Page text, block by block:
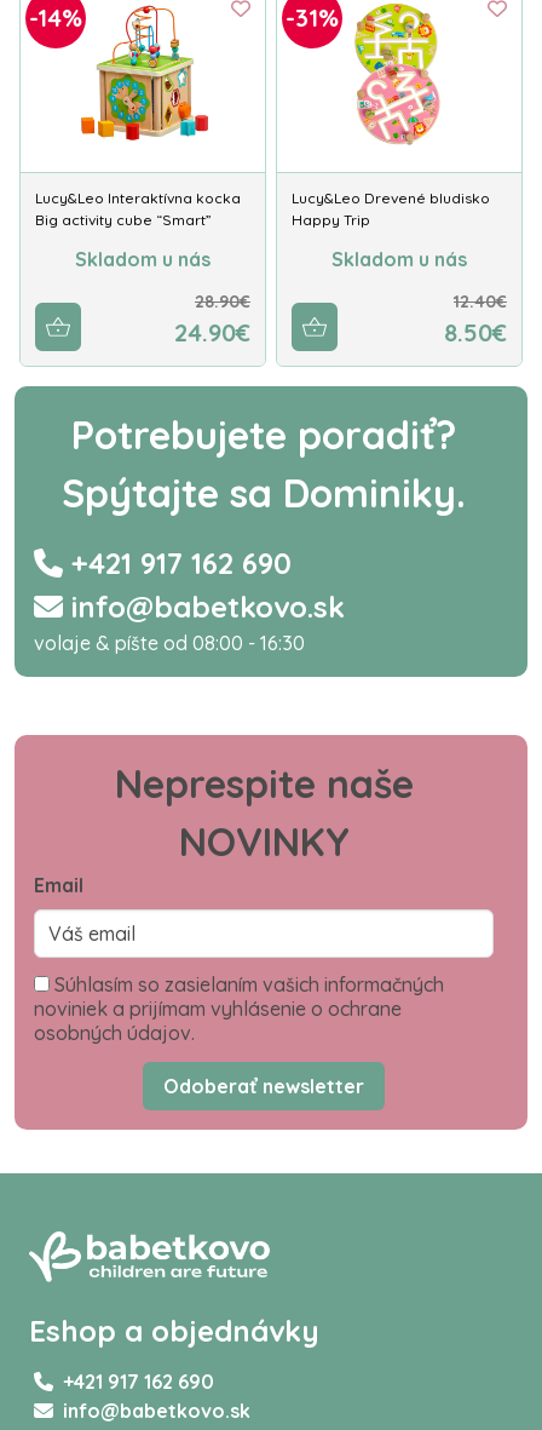
-14%
Lucy&Leo Interaktívna kocka
Big activity cube “Smart”
Skladom u nás
28.90€
24.90€
-31%
Lucy&Leo Drevené bludisko
Happy Trip
Skladom u nás
12.40€
8.50€
Potrebujete poradiť?
Spýtajte sa Dominiky.
+421 917 162 690
info@babetkovo.sk
volaje & píšte od 08:00 - 16:30
Neprespite naše
NOVINKY
Email
Súhlasím so zasielaním vašich informačných
noviniek a prijímam vyhlásenie o ochrane
osobných údajov.
Odoberať newsletter
Eshop a objednávky
+421 917 162 690
info@babetkovo.sk